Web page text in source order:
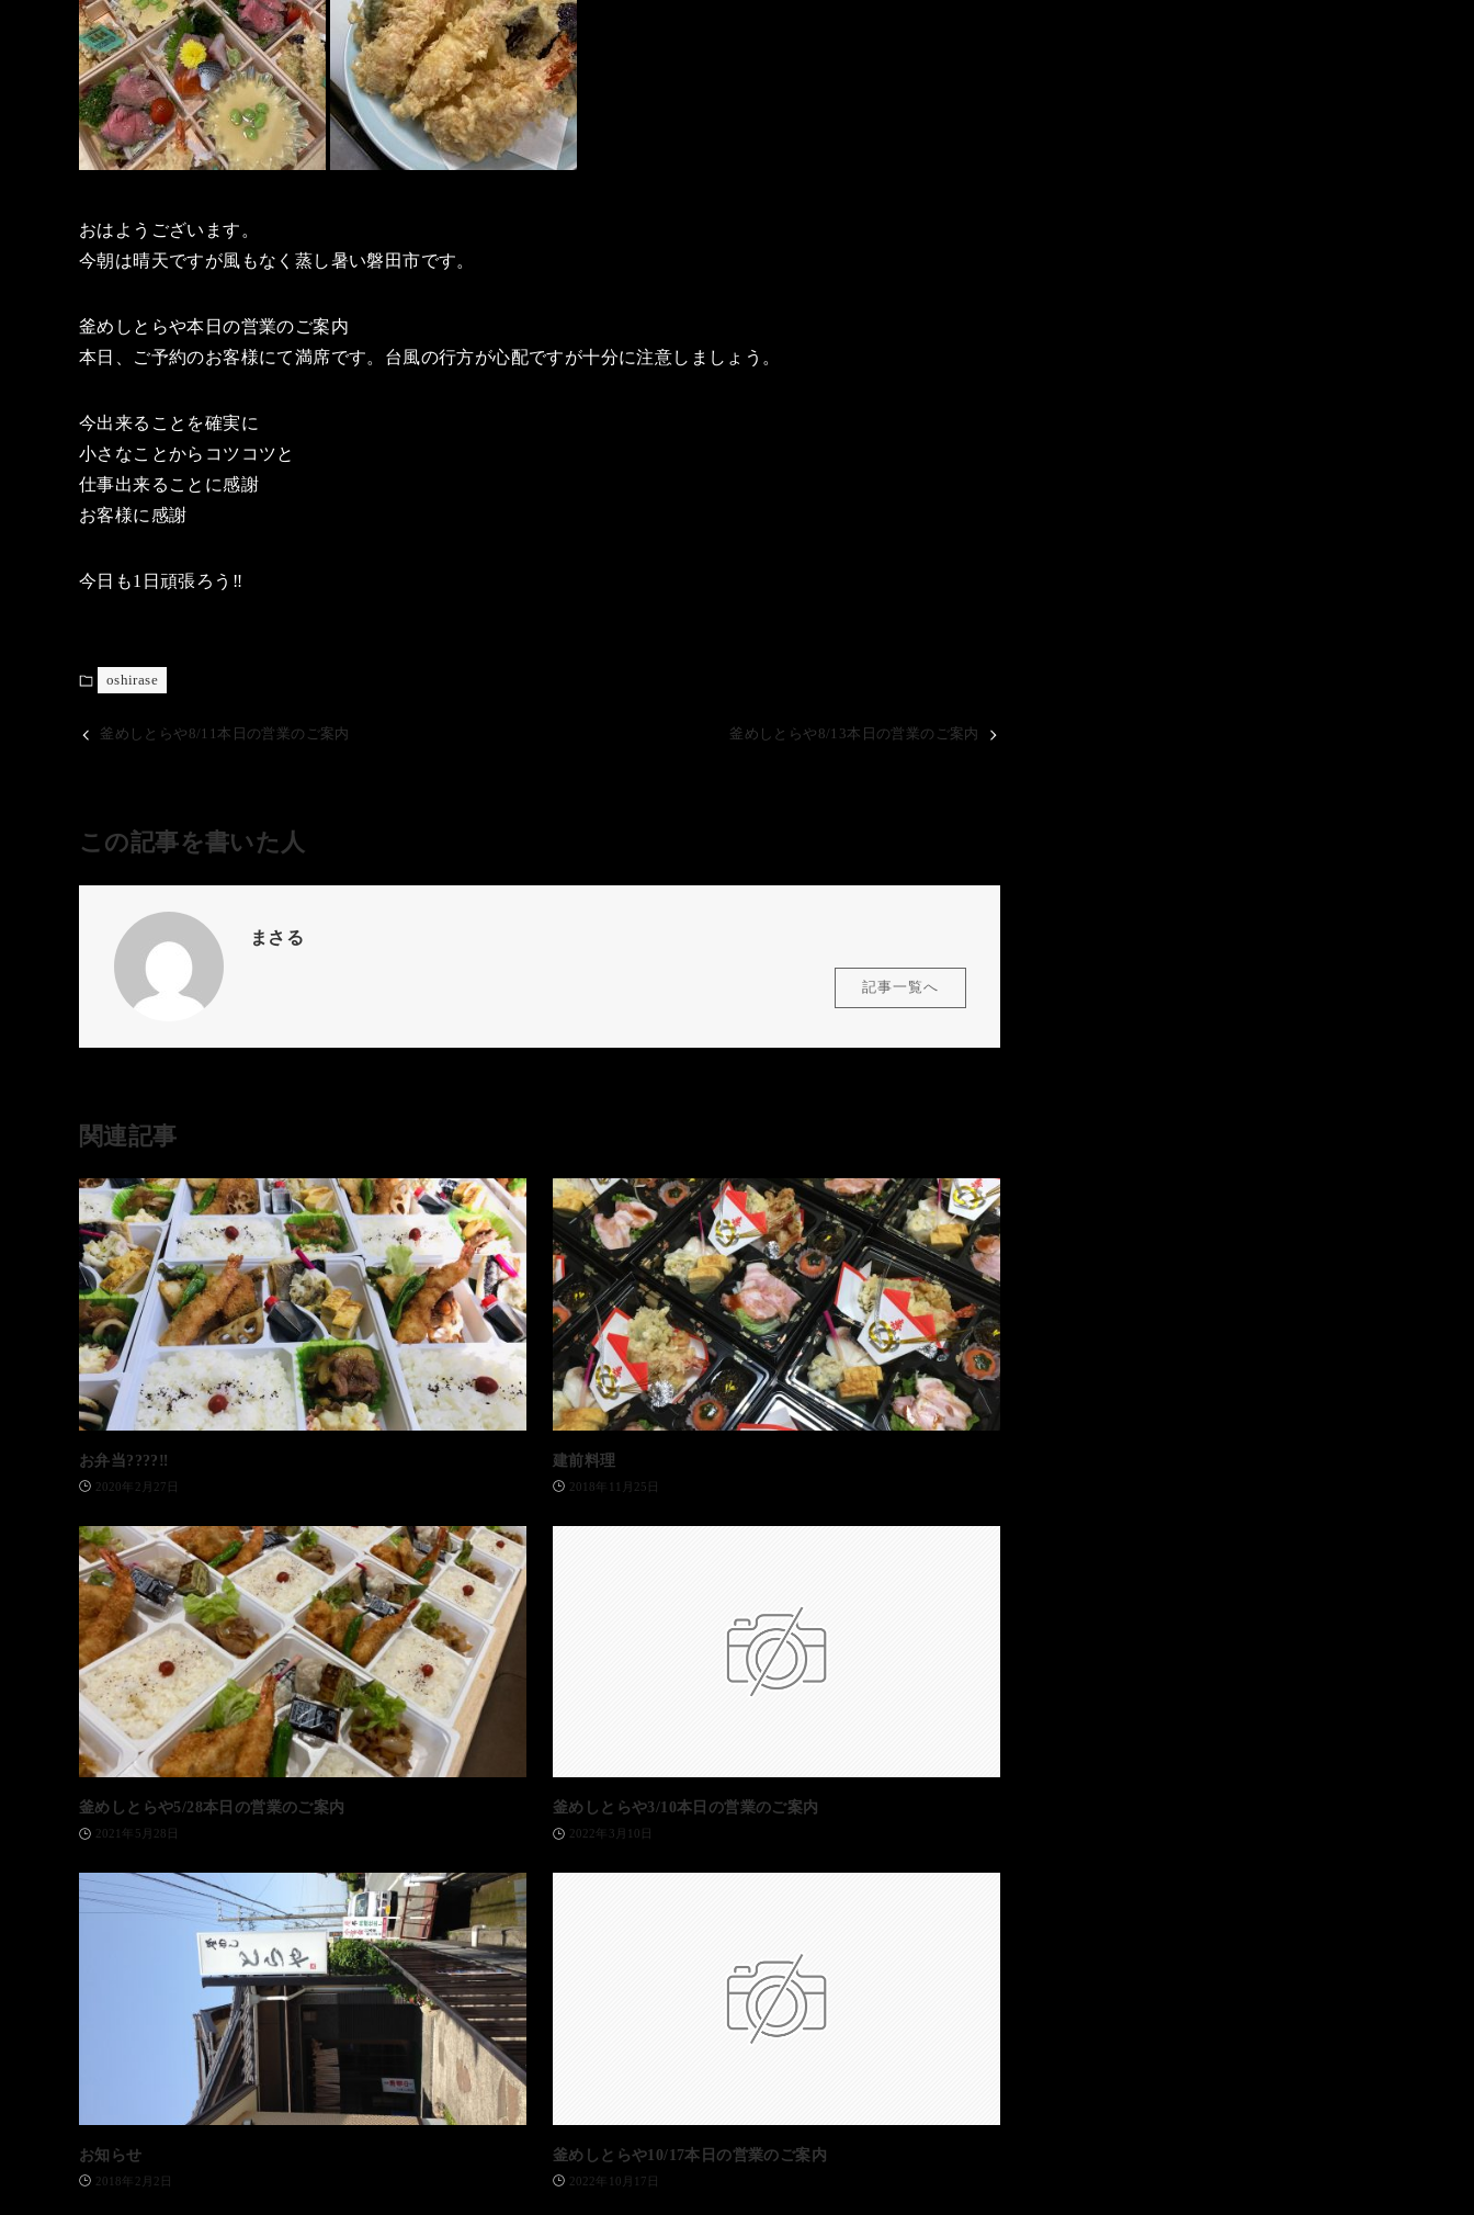
おはようございます。
今朝は晴天ですが風もなく蒸し暑い磐田市です。
釜めしとらや本日の営業のご案内
本日、ご予約のお客様にて満席です。台風の行方が心配ですが十分に注意しましょう。
今出来ることを確実に
小さなことからコツコツと
仕事出来ることに感謝
お客様に感謝
今日も1日頑張ろう‼️
oshirase
釜めしとらや8/11本日の営業のご案内 釜めしとらや8/13本日の営業のご案内
この記事を書いた人
まさる
記事一覧へ
関連記事
お弁当????‼️
2020年2月27日
建前料理
2018年11月25日
釜めしとらや5/28本日の営業のご案内
2021年5月28日
釜めしとらや3/10本日の営業のご案内
2022年3月10日
お知らせ
2018年2月2日
釜めしとらや10/17本日の営業のご案内
2022年10月17日